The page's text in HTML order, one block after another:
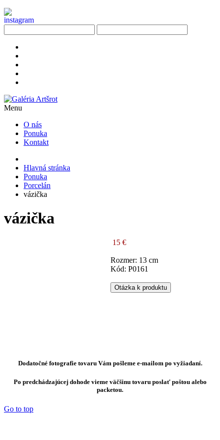
Menu
O nás
Ponuka
Kontakt
Hlavná stránka
Ponuka
Porcelán
vázička
vázička
15 €
Rozmer: 13 cm
Kód: P0161
Otázka k produktu
Dodatočné fotografie tovaru Vám pošleme e-mailom po vyžiadaní.
Po predchádzajúcej dohode vieme väčšinu tovaru poslať poštou alebo
packetou.
Go to top